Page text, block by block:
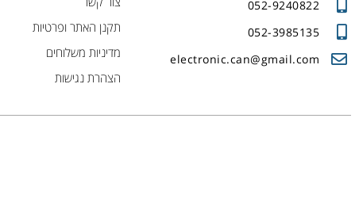
052-9240822
052-3985135
electronic.can@gmail.com
תקנן האתר ופרטיות
מדיניות משלוחים
הצהרת נגישות